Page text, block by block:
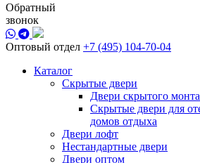
Обратный
звонок
Оптовый отдел +7 (495) 104-70-04
Каталог
Скрытые двери
Двери скрытого
Скрытые двери для
домов отдыха
Двери лофт
Нестандартные двери
Двери оптом